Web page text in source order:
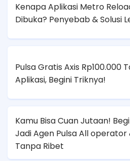
Kenapa Aplikasi Metro
Dibuka? Penyebab & Solusi
Pulsa Gratis Axis Rp100.000
Aplikasi, Begini Triknya!
Kamu Bisa Cuan Jutaan!
Jadi Agen Pulsa All operator
Tanpa Ribet